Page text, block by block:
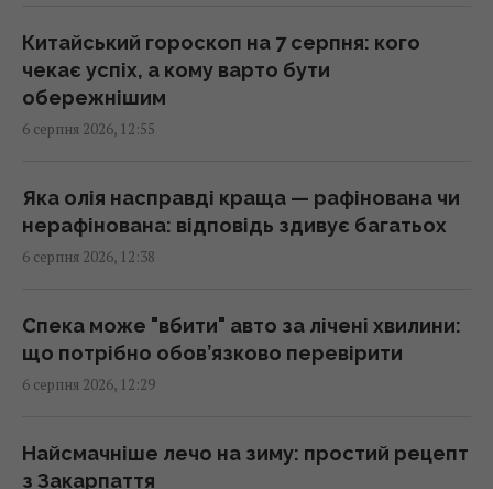
Маскують під роботу, шлюб та лікування:
голова Нацполіції про нові схеми торгівлі
"Непомітні" російські диверсії: війна в
Запах, якого бояться миші: названо
Китайський гороскоп на 7 серпня: кого
чекає успіх, а кому варто бути
обережнішим
6 серпня 2026, 12:55
Яка олія насправді краща — рафінована чи
нерафінована: відповідь здивує багатьох
6 серпня 2026, 12:38
Спека може "вбити" авто за лічені хвилини:
що потрібно обов’язково перевірити
6 серпня 2026, 12:29
Найсмачніше лечо на зиму: простий рецепт
з Закарпаття